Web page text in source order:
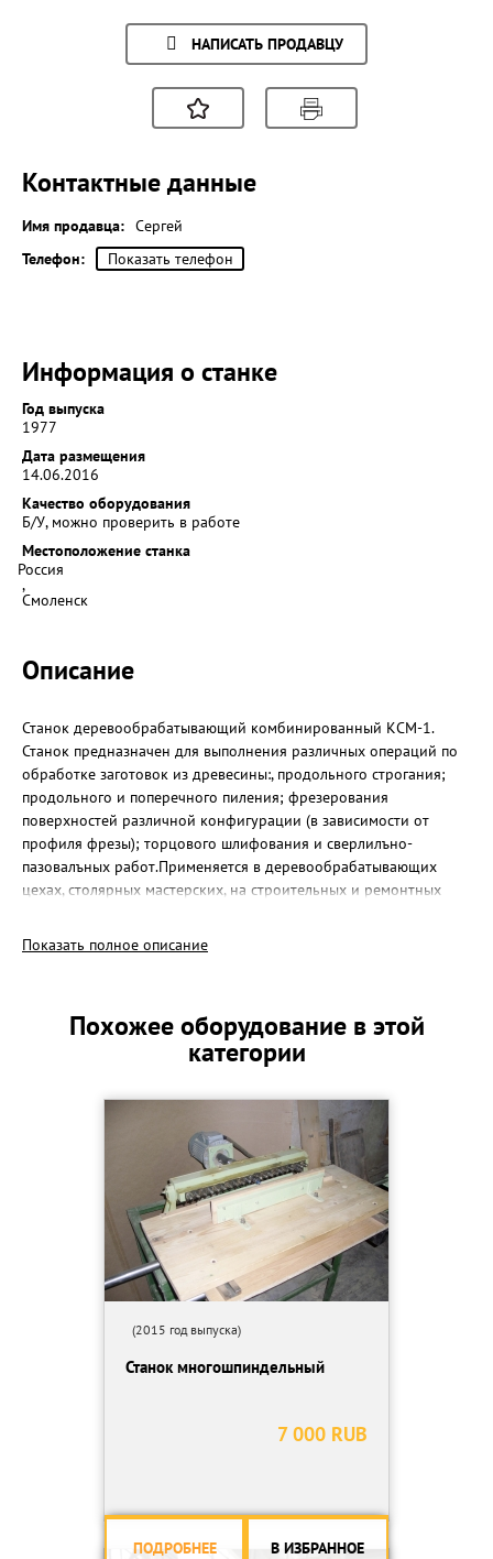
НАПИСАТЬ ПРОДАВЦУ
Контактные данные
Имя продавца: Сергей
Телефон:
Показать телефон
Информация о станке
Год выпуска
1977
Дата размещения
14.06.2016
Качество оборудования
Б/У, можно проверить в работе
Местоположение станка
Россия
,
Смоленск
Описание
Станок деревообрабатывающий комбинированный КСМ-1.
Станок предназначен для выполнения различных операций по
обработке заготовок из древесины:, продольного строгания;
продольного и поперечного пиления; фрезерования
поверхностей различной конфигурации (в зависимости от
профиля фрезы); торцового шлифования и сверлилъно-
пазовалъных работ.Применяется в деревообрабатывающих
цехах, столярных мастерских, на строительных и ремонтных
и качество обрабатываемых деталей.
Автоподатчик в комплекте.
Показать полное описание
Похожее оборудование в этой
категории
(2015 год выпуска)
Станок многошпиндельный
7 000 RUB
ПОДРОБНЕЕ В ИЗБРАННОЕ